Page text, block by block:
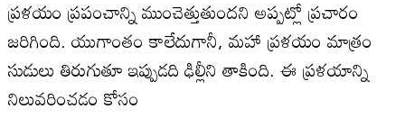
ప్ర‌ళ‌యం ప్ర‌పంచాన్ని ముంచెత్తుతుంద‌ని అప్ప‌ట్లో ప్ర‌చారం
జ‌రిగింది. యుగాంతం కాలేదుగానీ, మ‌హా ప్ర‌ళ‌యం మాత్రం
సుడులు తిరుగుతూ ఇప్పుడ‌ది ఢిల్లీని తాకింది. ఈ ప్ర‌ళ‌యాన్ని
నిలువ‌రించ‌డం కోసం